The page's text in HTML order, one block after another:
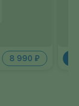
удобно
11 990 ₽